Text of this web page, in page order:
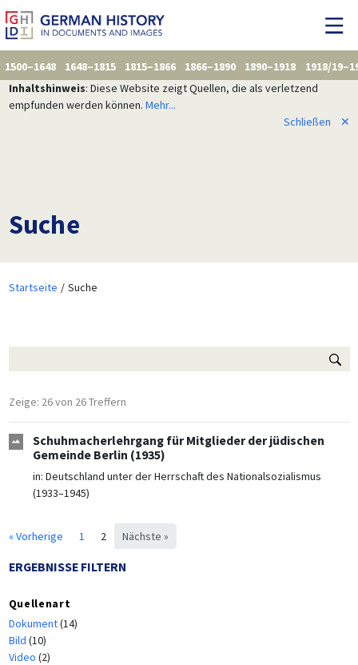
1500–1648 1648–1815 1815–1866 1866–1890 1890–1918
1918/
Inhaltshinweis: Diese Website zeigt Quellen, die als verletzend
empfunden werden können. Mehr...
Schließen
✕
Suche
Startseite Suche
Zeige: 26 von 26 Treffern
Schuhmacherlehrgang für Mitglieder der jüdischen
Gemeinde Berlin (1935)
in: Deutschland unter der Herrschaft des Nationalsozialismus
(1933–1945)
« Vorherige 1 2 Nächste »
ERGEBNISSE FILTERN
Quellenart
Dokument(14)
Bild (10)
Video (2)